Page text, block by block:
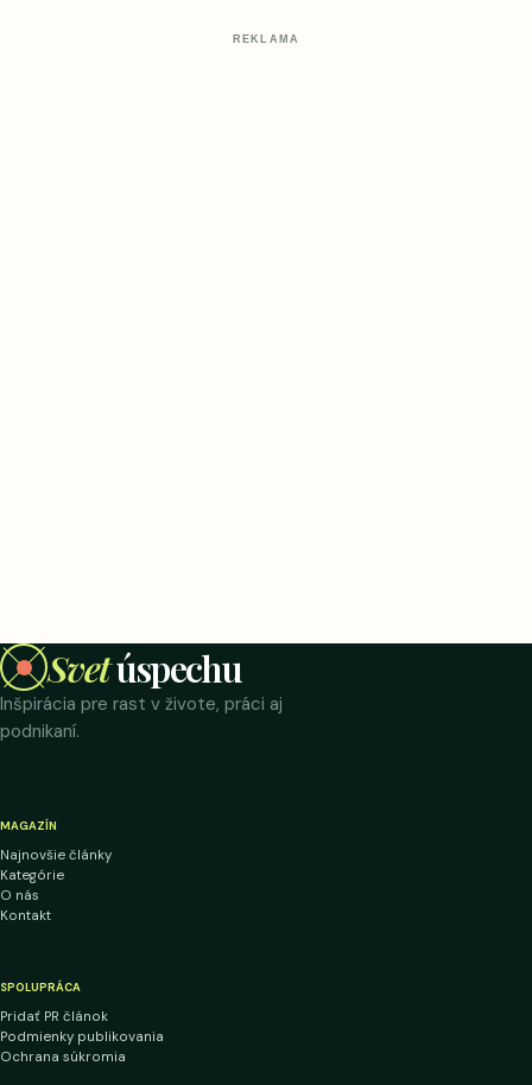
REKLAMA
Svetúspechu
Inšpirácia pre rast v živote, práci aj
podnikaní.
MAGAZÍN
Najnovšie články
Kategórie
O nás
Kontakt
SPOLUPRÁCA
Pridať PR článok
Podmienky publikovania
Ochrana súkromia